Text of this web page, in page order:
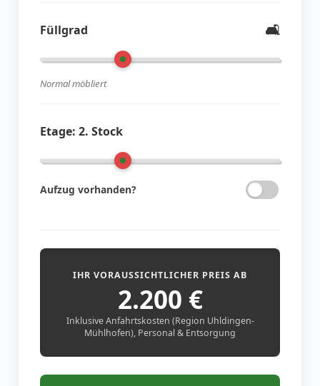
Füllgrad 🛋️
Normal möbliert
Etage: 2. Stock
Aufzug vorhanden?
IHR VORAUSSICHTLICHER PREIS AB
2.200 €
Inklusive Anfahrtskosten (Region Uhldingen-
Mühlhofen), Personal & Entsorgung